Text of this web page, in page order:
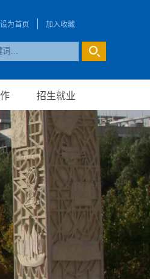
设为首页 加入收藏
招生就业